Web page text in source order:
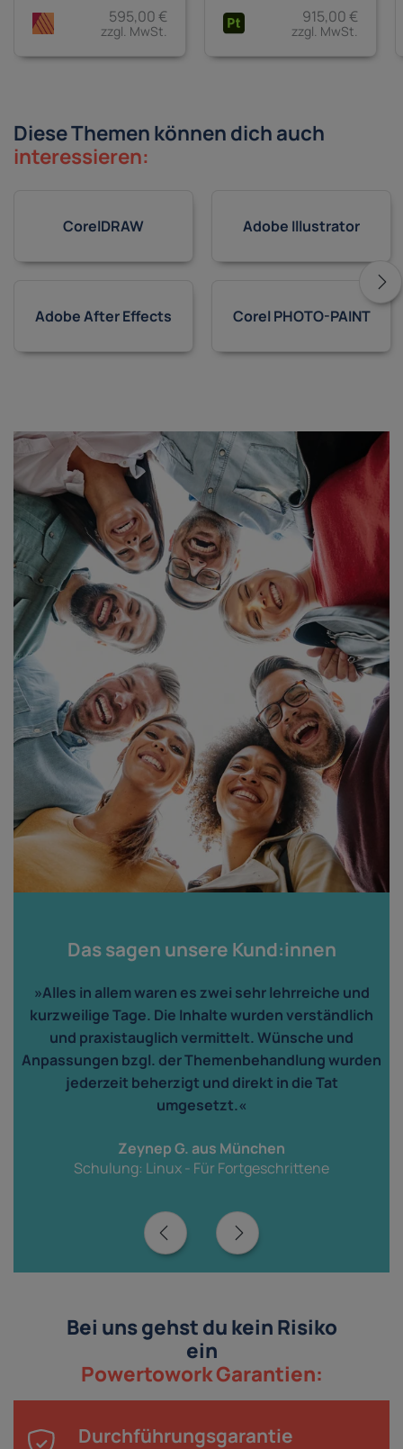
595,00 €
zzgl. MwSt.
915,00 €
zzgl. MwSt.
Diese Themen können dich auch
interessieren:
CorelDRAW
Adobe After Effects
Adobe Illustrator
Corel PHOTO-PAINT
Das sagen unsere Kund:innen
»Alles in allem waren es zwei sehr lehrreiche und
kurzweilige Tage. Die Inhalte wurden verständlich
und praxistauglich vermittelt. Wünsche und
Anpassungen bzgl. der Themenbehandlung wurden
jederzeit beherzigt und direkt in die Tat
umgesetzt.«
Zeynep G. aus München
Schulung: Linux - Für Fortgeschrittene
Bei uns gehst du kein Risiko
ein
Powertowork Garantien:
Durchführungsgarantie